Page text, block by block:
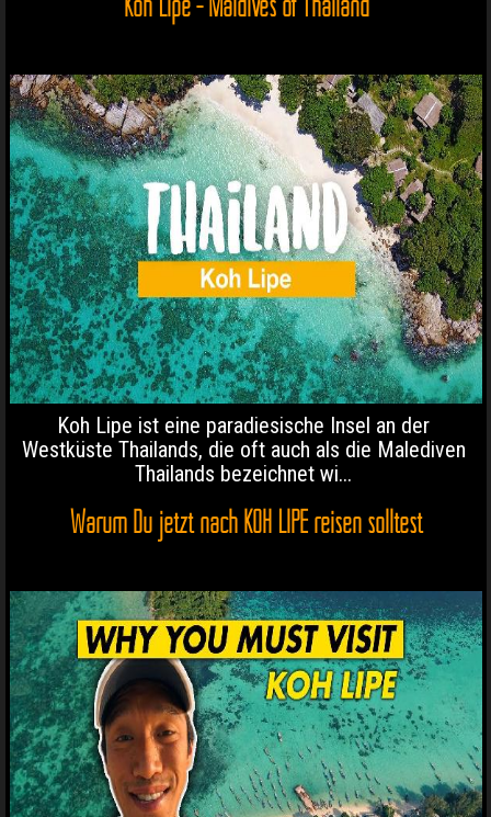
Koh Lipe ist eine paradiesische Insel an der
Westküste Thailands, die oft auch als die Malediven
Thailands bezeichnet wi...
Warum Du jetzt nach KOH LIPE reisen solltest